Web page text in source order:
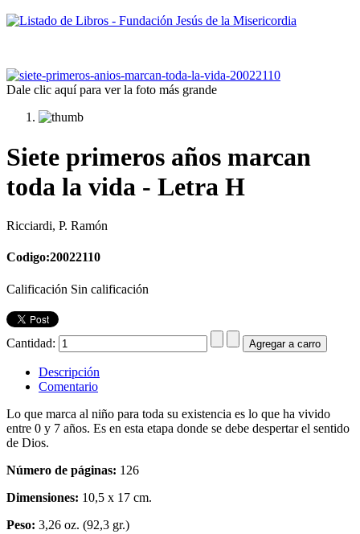
Dale clic aquí para ver la foto más grande
Siete primeros años marcan
toda la vida - Letra H
Ricciardi, P. Ramón
Codigo:20022110
Calificación Sin calificación
Cantidad:
Descripción
Comentario
Lo que marca al niño para toda su existencia es lo que ha vivido
entre 0 y 7 años. Es en esta etapa donde se debe despertar el sentido
de Dios.
Número de páginas: 126
Dimensiones: 10,5 x 17 cm.
Peso: 3,26 oz. (92,3 gr.)